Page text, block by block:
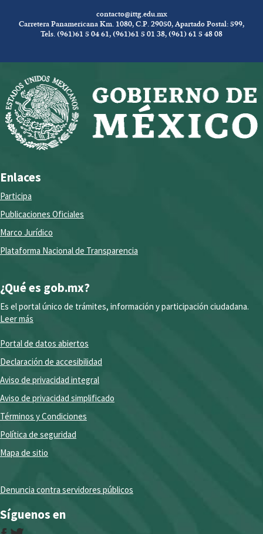
contacto@ittg.edu.mx
Carretera Panamericana Km. 1080, C.P. 29050, Apartado Postal: 599,
Tels. (961)61 5 04 61, (961)61 5 01 38, (961) 61 5 48 08
Enlaces
Participa
Publicaciones Oficiales
Marco Jurídico
Plataforma Nacional de Transparencia
¿Qué es gob.mx?
Es el portal único de trámites, información y participación ciudadana.
Leer más
Portal de datos abiertos
Declaración de accesibilidad
Aviso de privacidad integral
Aviso de privacidad simplificado
Términos y Condiciones
Política de seguridad
Mapa de sitio
Denuncia contra servidores públicos
Síguenos en